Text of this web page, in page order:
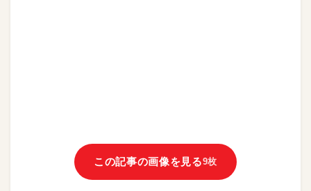
この記事の画像を見る9枚